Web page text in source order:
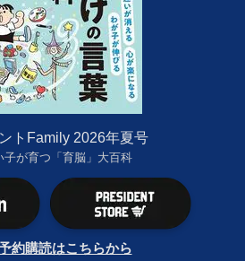
トFamily 2026年夏号
子が育つ「育脳」大百科
約購読はこちらから